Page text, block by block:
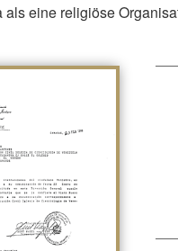
als eine religiöse